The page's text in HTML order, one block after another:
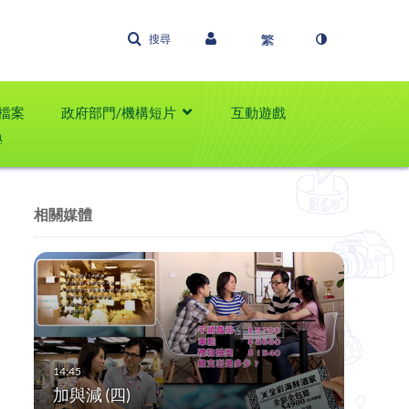
搜尋
案 政府部門/機構短片
互動遊戲
相關媒體
加與減 (四)